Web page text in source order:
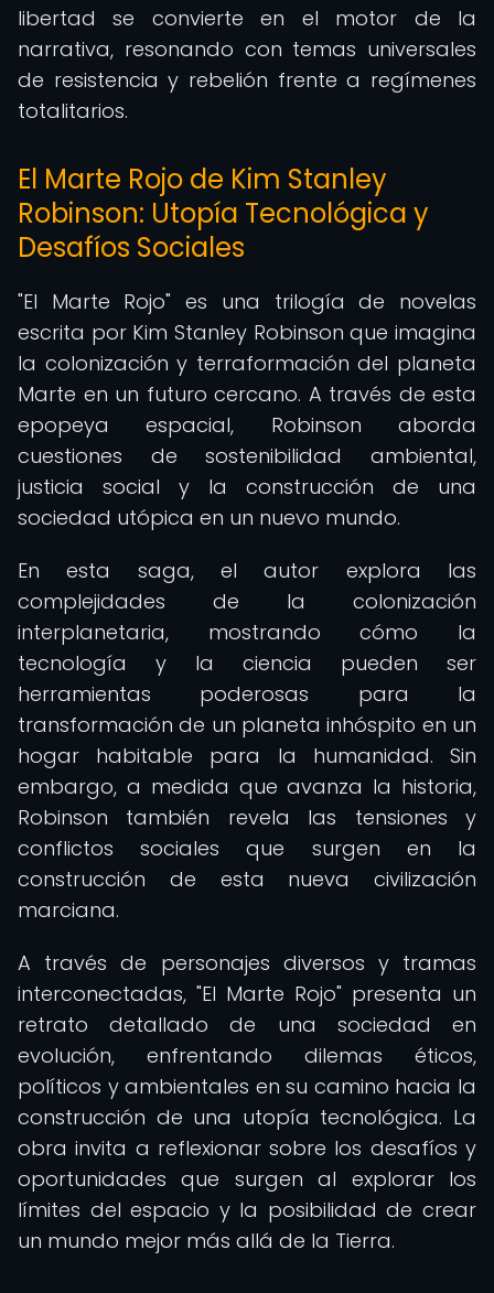
libertad se convierte en el motor de la
narrativa, resonando con temas universales
de resistencia y rebelión frente a regímenes
totalitarios.
El Marte Rojo de Kim Stanley
Robinson: Utopía Tecnológica y
Desafíos Sociales
"El Marte Rojo" es una trilogía de novelas
escrita por Kim Stanley Robinson que imagina
la colonización y terraformación del planeta
Marte en un futuro cercano. A través de esta
epopeya espacial, Robinson aborda
cuestiones de sostenibilidad ambiental,
justicia social y la construcción de una
sociedad utópica en un nuevo mundo.
En esta saga, el autor explora las
complejidades de la colonización
interplanetaria, mostrando cómo la
tecnología y la ciencia pueden ser
herramientas poderosas para la
transformación de un planeta inhóspito en un
hogar habitable para la humanidad. Sin
embargo, a medida que avanza la historia,
Robinson también revela las tensiones y
conflictos sociales que surgen en la
construcción de esta nueva civilización
marciana.
A través de personajes diversos y tramas
interconectadas, "El Marte Rojo" presenta un
retrato detallado de una sociedad en
evolución, enfrentando dilemas éticos,
políticos y ambientales en su camino hacia la
construcción de una utopía tecnológica. La
obra invita a reflexionar sobre los desafíos y
oportunidades que surgen al explorar los
límites del espacio y la posibilidad de crear
un mundo mejor más allá de la Tierra.